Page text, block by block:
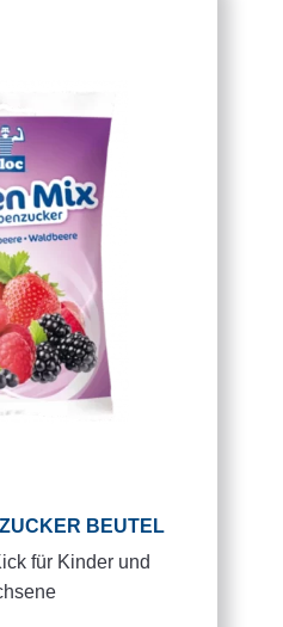
BEUTEL
für Kinder und